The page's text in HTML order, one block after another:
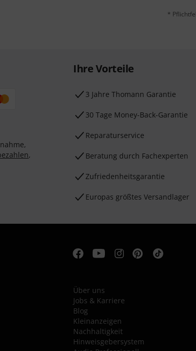
*
,
Ihre Vorteile
3 Jahre Thomann Garantie
30 Tage Money-Back-Garantie
Reparaturservice
Beratung durch Fachexperten
Zufriedenheitsgarantie
Europas größtes Versandlager
Über uns
Jobs & Karriere
Blog
Kleinanzeigen
Nachhaltigkeit
Hinweisgebersystem